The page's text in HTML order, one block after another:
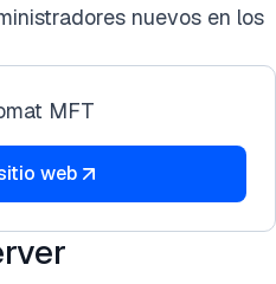
nuevos en los
MFT
web